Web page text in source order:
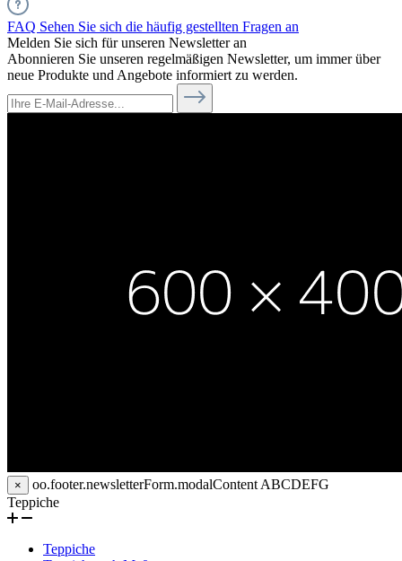
FAQ Sehen Sie sich die häufig gestellten Fragen an
Melden Sie sich für unseren Newsletter an
Abonnieren Sie unseren regelmäßigen Newsletter, um immer über
neue Produkte und Angebote informiert zu werden.
× oo.footer.newsletterForm.modalContentABCDEFG
Teppiche
Teppiche